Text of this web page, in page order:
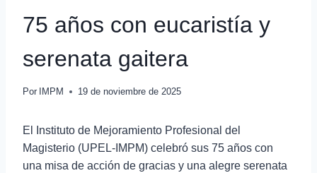
75 años con eucaristía y
serenata gaitera
Por IMPM 19 de noviembre de 2025
El Instituto de Mejoramiento Profesional del
Magisterio (UPEL-IMPM) celebró sus 75 años con
una misa de acción de gracias y una alegre serenata